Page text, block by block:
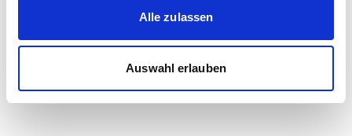
Alle zulassen
Auswahl erlauben